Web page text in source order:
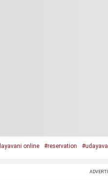
online #reservation